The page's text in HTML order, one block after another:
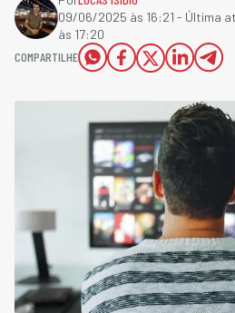
09/06/2025 às 16:21 - Última
às 17:20
COMPARTILHE